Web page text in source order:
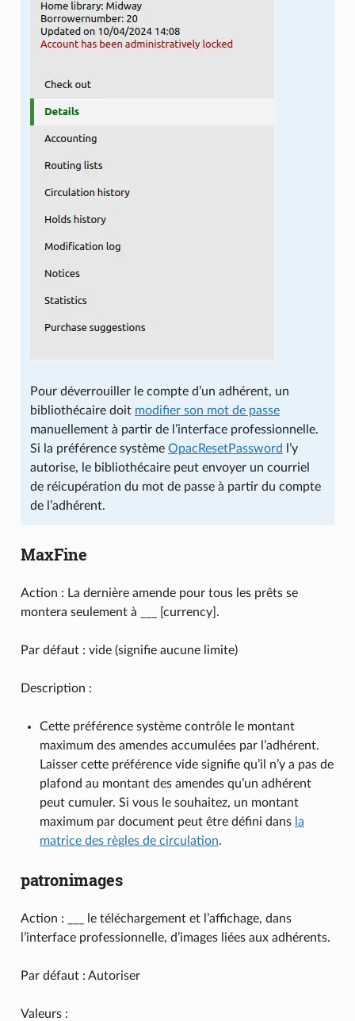
Pour déverrouiller le compte d’un adhérent, un
bibliothécaire doit modifier son mot de passe
manuellement à partir de l’interface professionnelle.
Si la préférence système OpacResetPassword
l’y
autorise, le bibliothécaire peut envoyer un courriel
de réicupération du mot de passe à partir du compte
de l’adhérent.
MaxFine
Action : La dernière amende pour tous les prêts se
montera seulement à ___ [currency].
Par défaut : vide (signifie aucune limite)
Description :
Cette préférence système contrôle le montant
maximum des amendes accumulées par l’adhérent.
Laisser cette préférence vide signifie qu’il n’y a pas de
plafond au montant des amendes qu’un adhérent
peut cumuler. Si vous le souhaitez, un montant
maximum par document peut être défini dans la
matrice des règles de circulation.
patronimages
Action : ___ le téléchargement et l’affichage, dans
l’interface professionnelle, d’images liées aux adhérents.
Par défaut : Autoriser
Valeurs :